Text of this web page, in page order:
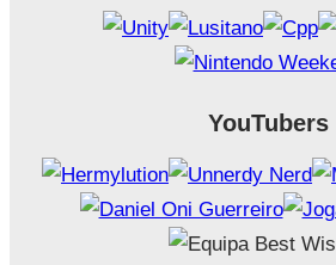
YouTubers